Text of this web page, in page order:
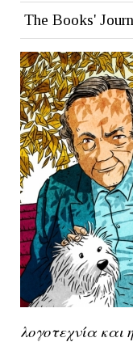
The Books'
λογοτεχνία και